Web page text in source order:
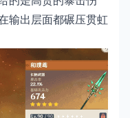
输出层面都碾压贯虹